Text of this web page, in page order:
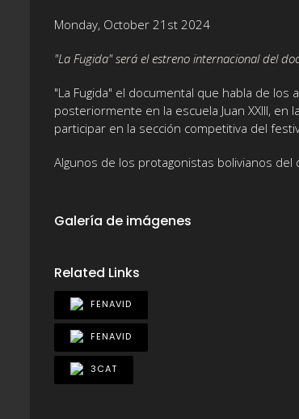
Monday, October 21st 2024
"La Fugida" será el estreno internacional del
"La Fugida" el documental que habla de
posteriormente en la escuela Juan XXIII, en
participar en la sección competitiva del
Algunos de los protagonistas bolivianos
Galería de imágenes
Related Links
FENAVID
FENAVID
3CAT